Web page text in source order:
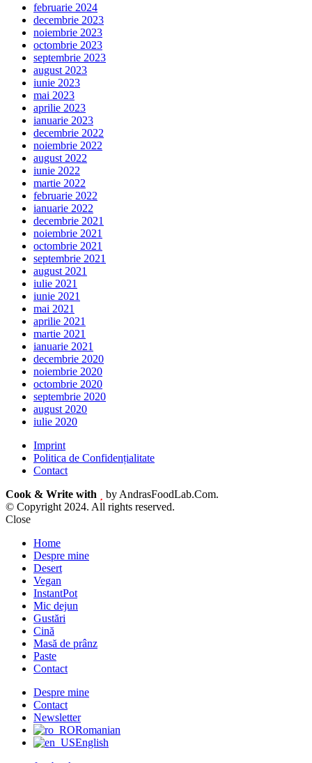
februarie 2024
decembrie 2023
noiembrie 2023
octombrie 2023
septembrie 2023
august 2023
iunie 2023
mai 2023
aprilie 2023
ianuarie 2023
decembrie 2022
noiembrie 2022
august 2022
iunie 2022
martie 2022
februarie 2022
ianuarie 2022
decembrie 2021
noiembrie 2021
octombrie 2021
septembrie 2021
august 2021
iulie 2021
iunie 2021
mai 2021
aprilie 2021
martie 2021
ianuarie 2021
decembrie 2020
noiembrie 2020
octombrie 2020
septembrie 2020
august 2020
iulie 2020
Imprint
Politica de Confidențialitate
Contact
Cook & Write with
by AndrasFoodLab.Com.
© Copyright 2024. All rights reserved.
Close
Home
Despre mine
Desert
Vegan
InstantPot
Mic dejun
Gustări
Cină
Masă de prânz
Paste
Contact
Despre mine
Contact
Newsletter
Romanian
English